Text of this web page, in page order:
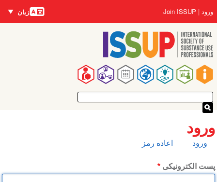
به
محتوای
اصلی
Main
navigation
User
account
menu
ورود Join ISSUP زبان‌ها
زبان
ورود
تب‌های
اولیه
ورود اعاده رمز
پست الکترونیکی